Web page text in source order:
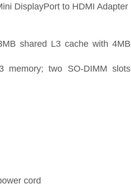
DisplayPort to HDMI Adapter
shared L3 cache with 4MB
memory; two SO-DIMM slots
cord